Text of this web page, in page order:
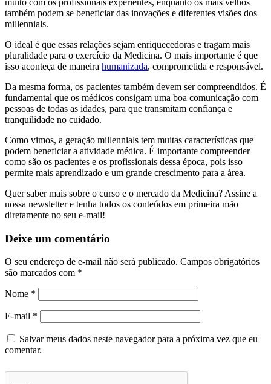
também podem se beneficiar das inovações e diferentes visões dos
millennials.
O ideal é que essas relações sejam enriquecedoras e tragam mais
pluralidade para o exercício da Medicina. O mais importante é que
isso aconteça de maneira humanizada, comprometida e responsável.
Da mesma forma, os pacientes também devem ser compreendidos. É
fundamental que os médicos consigam uma boa comunicação com
pessoas de todas as idades, para que transmitam confiança e
tranquilidade no cuidado.
Como vimos, a geração millennials tem muitas características que
podem beneficiar a atividade médica. É importante compreender
como são os pacientes e os profissionais dessa época, pois isso
permite mais aprendizado e um grande crescimento para a área.
Quer saber mais sobre o curso e o mercado da Medicina? Assine a
nossa newsletter e tenha todos os conteúdos em primeira mão
diretamente no seu e-mail!
Deixe um comentário
O seu endereço de e-mail não será publicado. Campos obrigatórios
são marcados com *
Nome *
E-mail *
Salvar meus dados neste navegador para a próxima vez que eu
comentar.